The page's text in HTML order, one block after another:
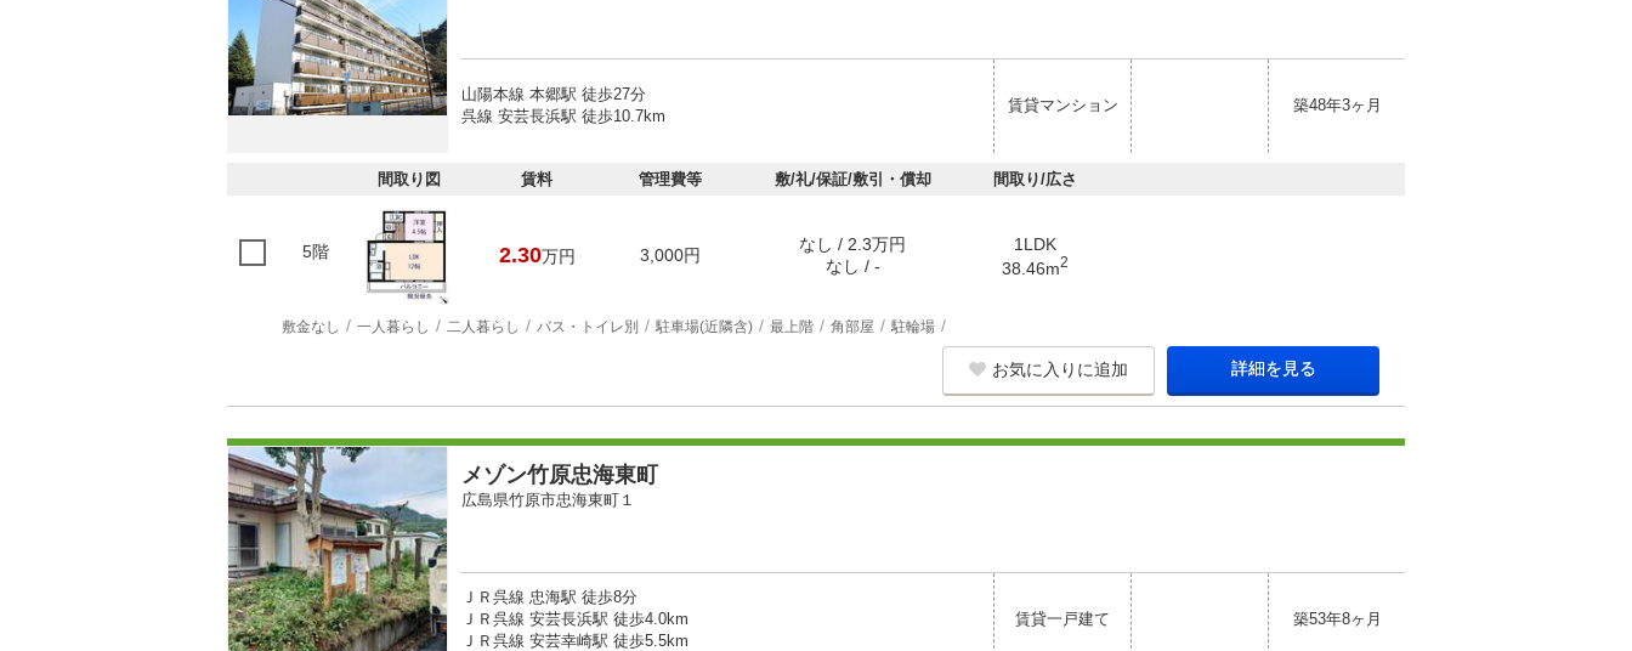
山陽本線 本郷駅 徒歩27分
呉線 安芸長浜駅 徒歩10.7km
賃貸マンション 築48年3ヶ月
間取り図 賃料 管理費等 敷/礼/保証/敷引・償却 間取り/広さ
5階 2.30万円 3,000円
なし / 2.3万円
なし / -
1LDK
38.46m2
敷金なし 一人暮らし 二人暮らし バス・トイレ別 駐車場(近隣含) 最上階 角部屋 駐輪場
お気に入りに追加 詳細を見る
メゾン竹原忠海東町
広島県竹原市忠海東町１
ＪＲ呉線 忠海駅 徒歩8分
ＪＲ呉線 安芸長浜駅 徒歩4.0km
ＪＲ呉線 安芸幸崎駅 徒歩5.5km
賃貸一戸建て 築53年8ヶ月